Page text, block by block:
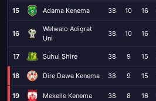
15 Adama Kenema 38 10 16
16
Welwalo Adigrat
Uni
38 10 16
17 Suhul Shire 38 9 15
18 Dire Dawa Kenema 38 9 15
19 Mekelle Kenema 38 8 16